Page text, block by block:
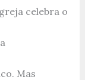
celebra o
Mas